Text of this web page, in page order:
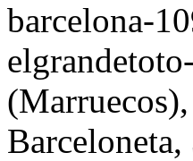
barcelona-